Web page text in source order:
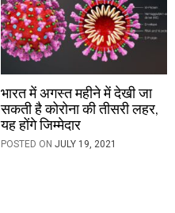
भारत में अगस्त महीने में देखी जा
सकती है कोरोना की तीसरी लहर,
यह होंगे जिम्मेदार
POSTED ONJULY 19, 2021